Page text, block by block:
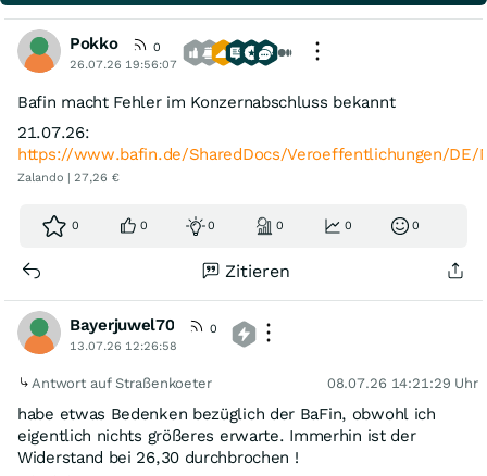
Pokko
0
26.07.26 19:56:07
Bafin macht Fehler im Konzernabschluss bekannt
21.07.26:
https://www.bafin.de/SharedDocs/Veroeffentlichungen/DE/
Zalando | 27,26 €
0 0 0 0 0 0
Zitieren
Bayerjuwel70
0
13.07.26 12:26:58
Antwort auf Straßenkoeter 08.07.26 14:21:29 Uhr
habe etwas Bedenken bezüglich der BaFin, obwohl ich
eigentlich nichts größeres erwarte. Immerhin ist der
Widerstand bei 26,30 durchbrochen !